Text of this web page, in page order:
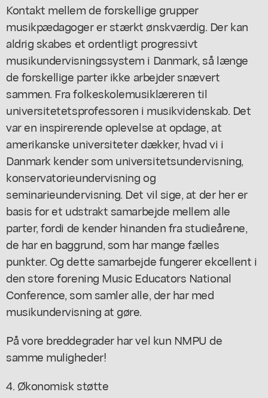
Kontakt mellem de forskellige grupper
musikpædagoger er stærkt ønskværdig. Der kan
aldrig skabes et ordentligt progressivt
musikundervisningssystem i Danmark, så længe
de forskellige parter ikke arbejder snævert
sammen. Fra folkeskolemusiklæreren til
universitetetsprofessoren i musikvidenskab. Det
var en inspirerende oplevelse at opdage, at
amerikanske universiteter dækker, hvad vi i
Danmark kender som universitetsundervisning,
konservatorieundervisning og
seminarieundervisning. Det vil sige, at der her er
basis for et udstrakt samarbejde mellem alle
parter, fordi de kender hinanden fra studieårene,
de har en baggrund, som har mange fælles
punkter. Og dette samarbejde fungerer ekcellent i
den store forening Music Educators National
Conference, som samler alle, der har med
musikundervisning at gøre.
På vore breddegrader har vel kun NMPU de
samme muligheder!
4. Økonomisk støtte